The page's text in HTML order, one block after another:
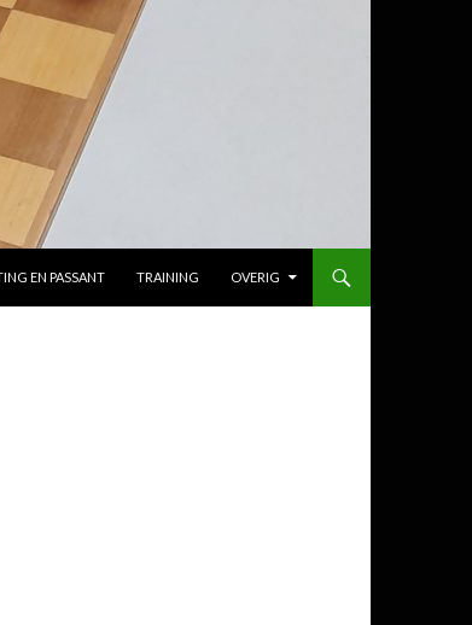
EN PASSANT TRAINING OVERIG